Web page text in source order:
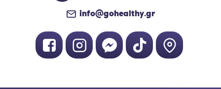
info@gohealthy.gr